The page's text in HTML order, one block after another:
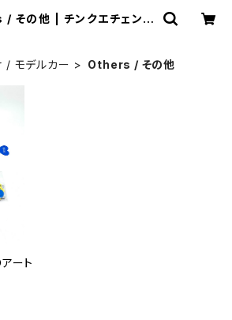
その他 | チンクエチェント
モデルカー Others / その他
ート